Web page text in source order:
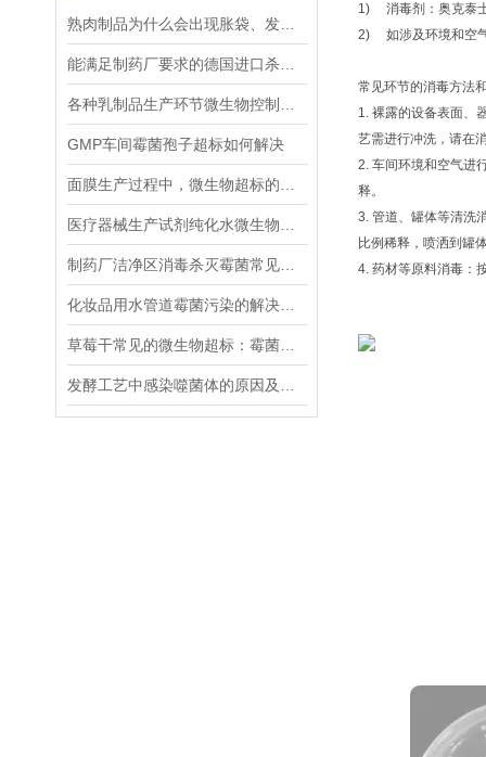
GMP车间霉菌孢子超标如何解决
1) 消毒剂：奥克泰
2) 如涉及环境和空气
常见环节的消毒方法
1. 裸露的设备表面、
艺需进行冲洗，请在
2. 车间环境和空气进
释。
3. 管道、罐体等清洗
比例稀释，喷洒到罐
4. 药材等原料消毒：